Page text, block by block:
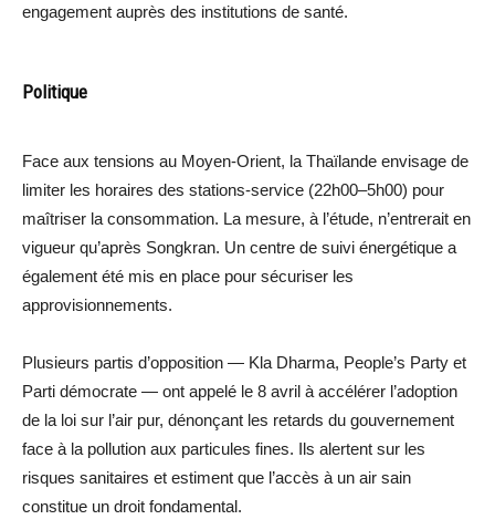
engagement auprès des institutions de santé.
Politique
Face aux tensions au Moyen-Orient, la Thaïlande envisage de
limiter les horaires des stations-service (22h00–5h00) pour
maîtriser la consommation. La mesure, à l’étude, n’entrerait en
vigueur qu’après Songkran. Un centre de suivi énergétique a
également été mis en place pour sécuriser les
approvisionnements.
Plusieurs partis d’opposition — Kla Dharma, People’s Party et
Parti démocrate — ont appelé le 8 avril à accélérer l’adoption
de la loi sur l’air pur, dénonçant les retards du gouvernement
face à la pollution aux particules fines. Ils alertent sur les
risques sanitaires et estiment que l’accès à un air sain
constitue un droit fondamental.